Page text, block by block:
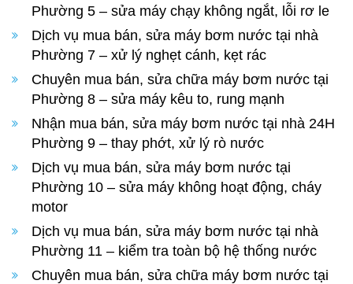
Phường 5 – sửa máy chạy không ngắt, lỗi rơ le
Dịch vụ mua bán, sửa máy bơm nước tại nhà
Phường 7 – xử lý nghẹt cánh, kẹt rác
Chuyên mua bán, sửa chữa máy bơm nước tại
Phường 8 – sửa máy kêu to, rung mạnh
Nhận mua bán, sửa máy bơm nước tại nhà 24H
Phường 9 – thay phớt, xử lý rò nước
Dịch vụ mua bán, sửa máy bơm nước tại
Phường 10 – sửa máy không hoạt động, cháy
motor
Dịch vụ mua bán, sửa máy bơm nước tại nhà
Phường 11 – kiểm tra toàn bộ hệ thống nước
Chuyên mua bán, sửa chữa máy bơm nước tại